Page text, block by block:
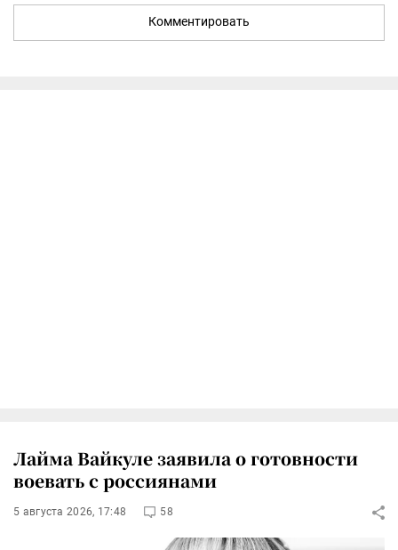
Комментировать
Лайма Вайкуле заявила о готовности
воевать с россиянами
5 августа 2026, 17:48 58